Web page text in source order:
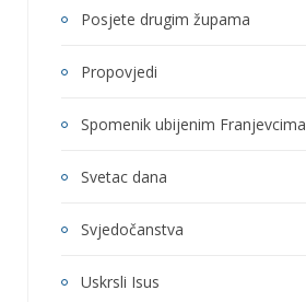
Posjete drugim župama
Propovjedi
Spomenik ubijenim Franjevcima
Svetac dana
Svjedočanstva
Uskrsli Isus